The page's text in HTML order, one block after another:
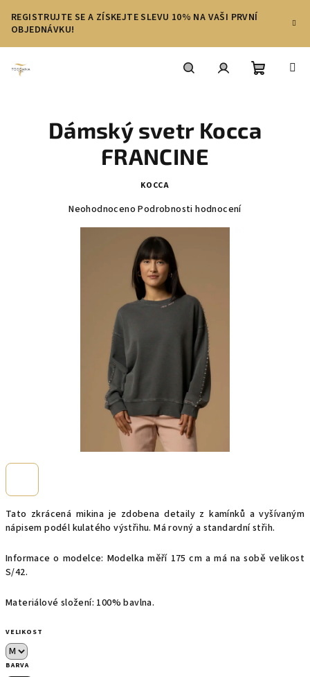
obsah
REGISTRUJTE SE A ZÍSKEJTE SLEVU 10% NA VAŠI PRVNÍ
OBJEDNÁVKU!
košík
Tato zkrácená mikina je zdobena detaily z kamínků a vyšívaným
nápisem podél kulatého výstřihu. Má rovný a standardní střih.
Informace o modelce: Modelka měří 175 cm a má na sobě velikost
S/42.
Materiálové složení: 100% bavlna.
VELIKOST
BARVA
Dámský svetr Kocca
FRANCINE
KOCCA
Neohodnoceno Podrobnosti hodnocení